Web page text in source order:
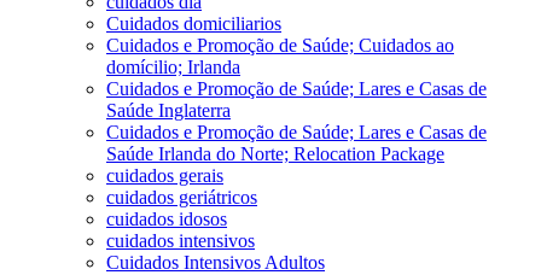
Cuidados domiciliarios
Cuidados e Promoção de Saúde; Cuidados ao
domícilio; Irlanda
Cuidados e Promoção de Saúde; Lares e Casas de
Saúde Inglaterra
Cuidados e Promoção de Saúde; Lares e Casas de
Saúde Irlanda do Norte; Relocation Package
cuidados gerais
cuidados geriátricos
cuidados idosos
cuidados intensivos
Cuidados Intensivos Adultos